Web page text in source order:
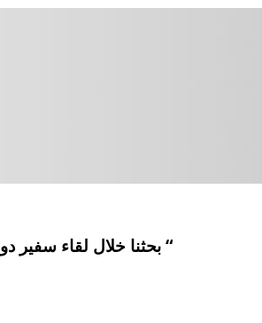
بحثنا خلال لقاء سفير دولة ايطاليا لدى ليبيا السيد “جوزيبي بوتشيني “